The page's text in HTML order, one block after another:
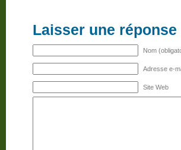
Laisser une réponse
Nom
Adresse e-
Site Web